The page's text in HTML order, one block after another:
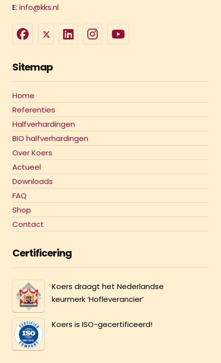
E: info@kks.nl
Sitemap
Home
Referenties
Halfverhardingen
BIO halfverhardingen
Over Koers
Actueel
Downloads
FAQ
Shop
Contact
Certificering
Koers draagt het Nederlandse
keurmerk ‘Hofleverancier’
Koers is ISO-gecertificeerd!